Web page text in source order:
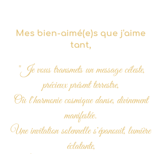
Mes bien-aimé(e)s que j'aime
tant,
"Je vous transmets un message céleste,
précieux présent terrestre,
Où l'harmonie cosmique danse, divinement
manifestée.
Une invitation solennelle s'épanouit, lumière
éclatante,